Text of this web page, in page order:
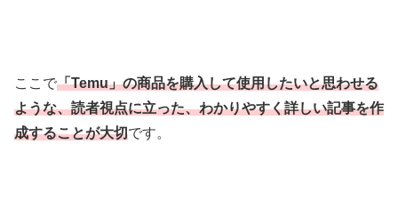
ここで「Temu」の商品を購入して使用したいと思わせる
ような、読者視点に立った、わかりやすく詳しい記事を作
成することが大切です。